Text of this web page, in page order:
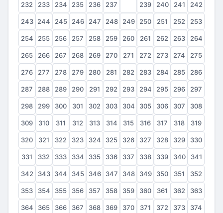
232 233 234 235 236 237 239 240 241 242
243 244 245 246 247 248 249 250 251 252 253
254 255 256 257 258 259 260 261 262 263 264
265 266 267 268 269 270 271 272 273 274 275
276 277 278 279 280 281 282 283 284 285 286
287 288 289 290 291 292 293 294 295 296 297
298 299 300 301 302 303 304 305 306 307 308
309 310 311 312 313 314 315 316 317 318 319
320 321 322 323 324 325 326 327 328 329 330
331 332 333 334 335 336 337 338 339 340 341
342 343 344 345 346 347 348 349 350 351 352
353 354 355 356 357 358 359 360 361 362 363
364 365 366 367 368 369 370 371 372 373 374